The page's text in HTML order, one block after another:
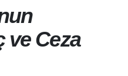
ve Ceza